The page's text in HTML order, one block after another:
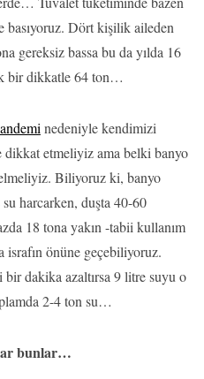
basıyoruz. Dört kişilik aileden
gereksiz bassa bu da yılda 16
bir dikkatle 64 ton…
nedeniyle kendimizi
dikkat etmeliyiz ama belki banyo
Biliyoruz ki, banyo
harcarken, duşta 40-60
18 tona yakın -tabii kullanım
israfın önüne geçebiliyoruz.
dakika azaltırsa 9 litre suyu o
2-4 ton su…
bunlar…